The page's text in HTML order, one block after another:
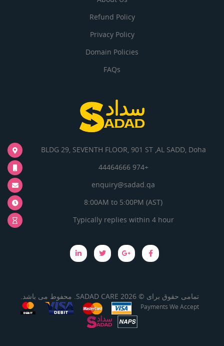
Refund Policy
Privacy Policy
Domain Policies
FAQs
BLDG 29, SEVENTH FLOOR, 901 ST ,AL SADD, Doha
+974 44464666
enquiry@sadad.qa
8:00AM to 5:00PM (AST)
Typically replies within 4 hour
تمامی حقوق برای © 2026 SADAD CARE. محفوط می باشد.
Payments We Accept